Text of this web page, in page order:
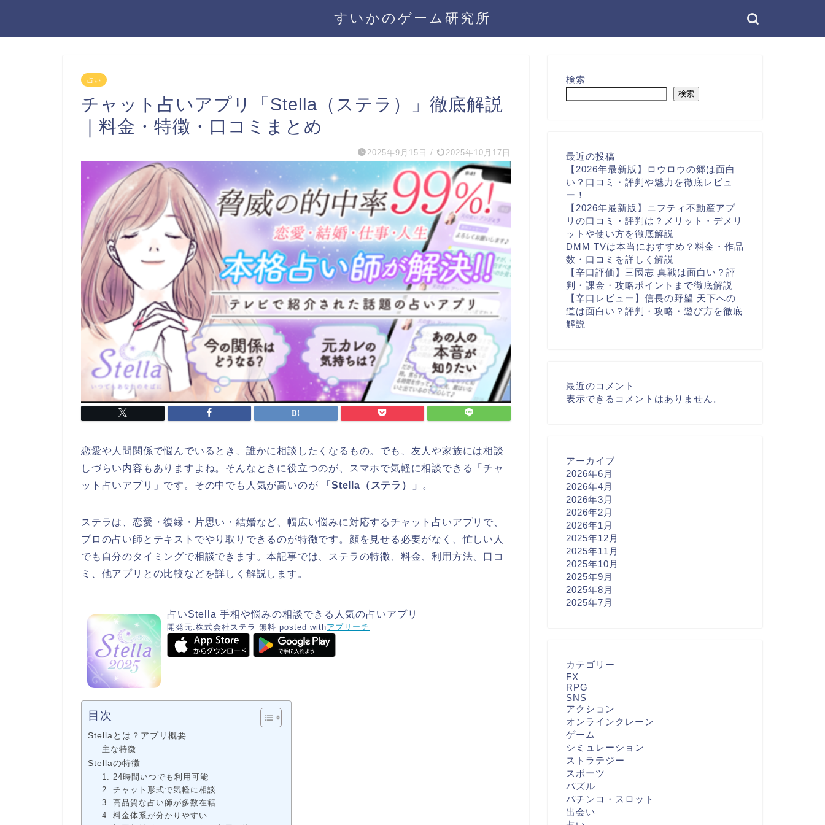
すいかのゲーム研究所
占い
チャット占いアプリ「Stella（ステラ）」徹底解説
｜料金・特徴・口コミまとめ
2025年9月15日 / 2025年10月17日
恋愛や人間関係で悩んでいるとき、誰かに相談したくなるもの。でも、友人や家族には相談
しづらい内容もありますよね。そんなときに役立つのが、スマホで気軽に相談できる「チャ
ット占いアプリ」です。その中でも人気が高いのが
「Stella（ステラ）」 。
ステラは、恋愛・復縁・片思い・結婚など、幅広い悩みに対応するチャット占いアプリで、
プロの占い師とテキストでやり取りできるのが特徴です。顔を見せる必要がなく、忙しい人
でも自分のタイミングで相談できます。本記事では、ステラの特徴、料金、利用方法、口コ
ミ、他アプリとの比較などを詳しく解説します。
占いStella 手相や悩みの相談できる人気の占いアプリ
開発元:株式会社ステラ 無料 posted withアプリーチ
目次
Stellaとは？アプリ概要
主な特徴
Stellaの特徴
1. 24時間いつでも利用可能
2. チャット形式で気軽に相談
3. 高品質な占い師が多数在籍
4. 料金体系が分かりやすい
検索
検索
最近の投稿
【2026年最新版】ロウロウの郷は面白
い？口コミ・評判や魅力を徹底レビュ
ー！
【2026年最新版】ニフティ不動産アプ
リの口コミ・評判は？メリット・デメリ
ットや使い方を徹底解説
DMM TVは本当におすすめ？料金・作品
数・口コミを詳しく解説
【辛口評価】三國志 真戦は面白い？評
判・課金・攻略ポイントまで徹底解説
【辛口レビュー】信長の野望 天下への
道は面白い？評判・攻略・遊び方を徹底
解説
最近のコメント
表示できるコメントはありません。
アーカイブ
2026年6月
2026年4月
2026年3月
2026年2月
2026年1月
2025年12月
2025年11月
2025年10月
2025年9月
2025年8月
2025年7月
カテゴリー
FX
RPG
SNS
アクション
オンラインクレーン
ゲーム
シミュレーション
ストラテジー
スポーツ
パズル
パチンコ・スロット
出会い